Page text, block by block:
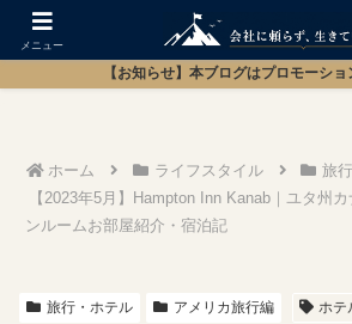
【お知らせ】本ブログはプロモーシ
ホーム ライフスタイル
旅
【2023年5月】Hampton Inn Kanab｜ユタ州
ンルームお部屋紹介・宿泊記
旅行・ホテル アメリカ旅行編 ホテ
メニュー